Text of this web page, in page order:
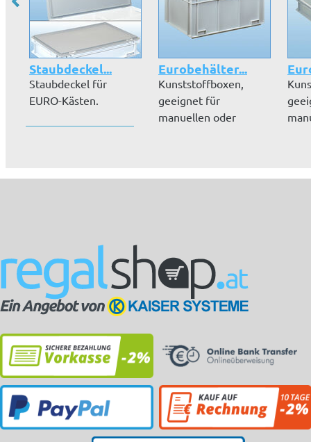
Staubdeckel...
Staubdeckel für
EURO-Kästen.
Eurobehälter...
Kunststoffboxen,
geeignet für
manuellen oder